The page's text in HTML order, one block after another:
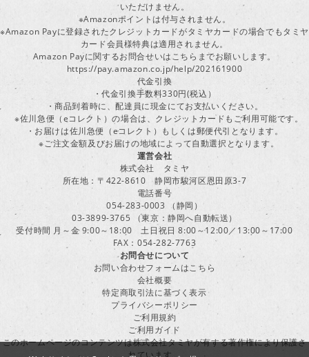
いただけません。
※Amazonポイントは付与されません。
※Amazon Payに登録されたクレジットカードがタミヤカードの場合でもタミヤ
カード会員様特典は適用されません。
Amazon Payに関するお問合せいはこちらまでお願いします。
https://pay.amazon.co.jp/help/202161900
代金引換
・代金引換手数料330円(税込）
・商品到着時に、配達員に現金にてお支払いください。
※佐川急便（eコレクト）の場合は、クレジットカードもご利用可能です。
・お届けは佐川急便（eコレクト）もしくは郵便代引となります。
※ご注文金額及びお届けの地域によって自動選択となります。
運営会社
株式会社 タミヤ
所在地：〒422-8610 静岡市駿河区恩田原3-7
電話番号
054-283-0003 （静岡）
03-3899-3765 （東京：静岡へ自動転送）
受付時間 月～金 9:00～18:00 土日祝日 8:00～12:00／13:00～17:00
FAX：054-282-7763
お問合せについて
お問い合わせフォームはこちら
会社概要
特定商取引法に基づく表示
プライバシーポリシー
ご利用規約
ご利用ガイド
このホームページのコンテンツは株式会社タミヤが有する著作権により保護さ
れています。